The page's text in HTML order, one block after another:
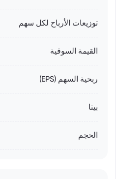
توزيعات الأرباح لكل سهم
القيمة السوقية
ربحية السهم (EPS)
بيتا
الحجم